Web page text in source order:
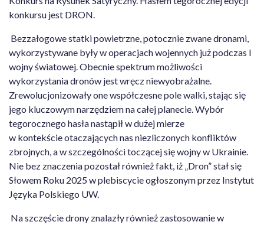
konkursu jest DRON.
Bezzałogowe statki powietrzne, potocznie zwane dronami,
wykorzystywane były w operacjach wojennych już podczas I
wojny światowej. Obecnie spektrum możliwości
wykorzystania dronów jest wręcz niewyobrażalne.
Zrewolucjonizowały one współczesne pole walki, stając się
jego kluczowym narzędziem na całej planecie. Wybór
tegorocznego hasła nastąpił w dużej mierze
w kontekście otaczających nas niezliczonych konfliktów
zbrojnych, a w szczególności toczącej się wojny w Ukrainie.
Nie bez znaczenia pozostał również fakt, iż „Dron” stał się
Słowem Roku 2025 w plebiscycie ogłoszonym przez Instytut
Języka Polskiego UW.
Na szczęście drony znalazły również zastosowanie w